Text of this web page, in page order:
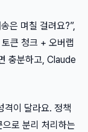
은 며칠 걸려요?”,
큰 청크 + 오버랩
충분하고, Claude
격이 달라요. 정책
로 분리 처리하는